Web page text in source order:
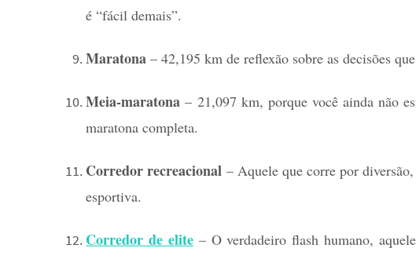
é “fácil demais”.
Maratona – 42,195 km de reflexão sobre as decisões
Meia-maratona – 21,097 km, porque você ainda não
maratona completa.
Corredor recreacional – Aquele que corre por
esportiva.
Corredor de elite– O verdadeiro flash humano,